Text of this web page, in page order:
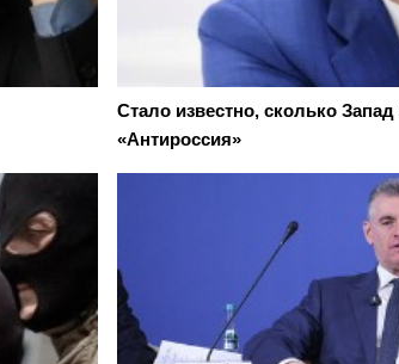
Стало известно, сколько
«Антироссия»